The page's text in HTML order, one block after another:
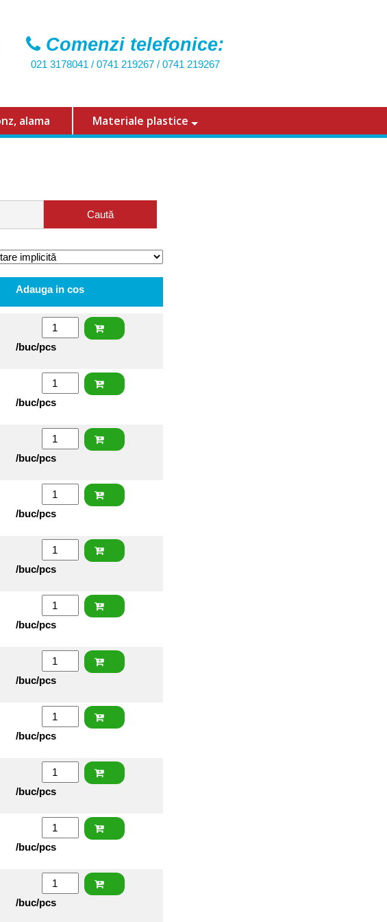
Comenzi telefonice:
021 3178041 / 0741 219267/ 0741 219267
alama Materiale plastice
Caută
Adauga in cos
Cantitate
Bucsa
922622VE
mm)
/buc/pcs
Cantitate
Roata
/buc/pcs
Cantitate
Roata
/buc/pcs
Cantitate
Roata
/buc/pcs
Cantitate
Roata
suport
50x19x8
FX.LA-
/buc/pcs
Cantitate
Roata
sferica
cauciuc
20
/buc/pcs
Cantitate
Roata
sferica
cauciuc
20
/buc/pcs
Cantitate
Roata
sferica
cauciuc
30
/buc/pcs
Cantitate
Roata
sferica
cauciuc
30
/buc/pcs
Cantitate
Roata
sferica
cauciuc
/buc/pcs
Cantitate
Roata
/buc/pcs